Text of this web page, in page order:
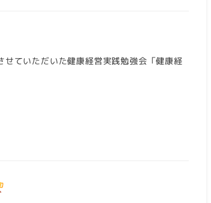
せていただいた健康経営実践勉強会「健康経